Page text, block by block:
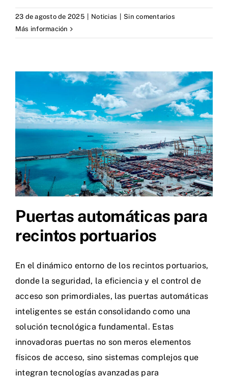
23 de agosto de 2025 Noticias
Sin comentarios
Más información
Puertas automáticas para
recintos portuarios
En el dinámico entorno de los recintos portuarios,
donde la seguridad, la eficiencia y el control de
acceso son primordiales, las puertas automáticas
inteligentes se están consolidando como una
solución tecnológica fundamental. Estas
innovadoras puertas no son meros elementos
físicos de acceso, sino sistemas complejos que
integran tecnologías avanzadas para